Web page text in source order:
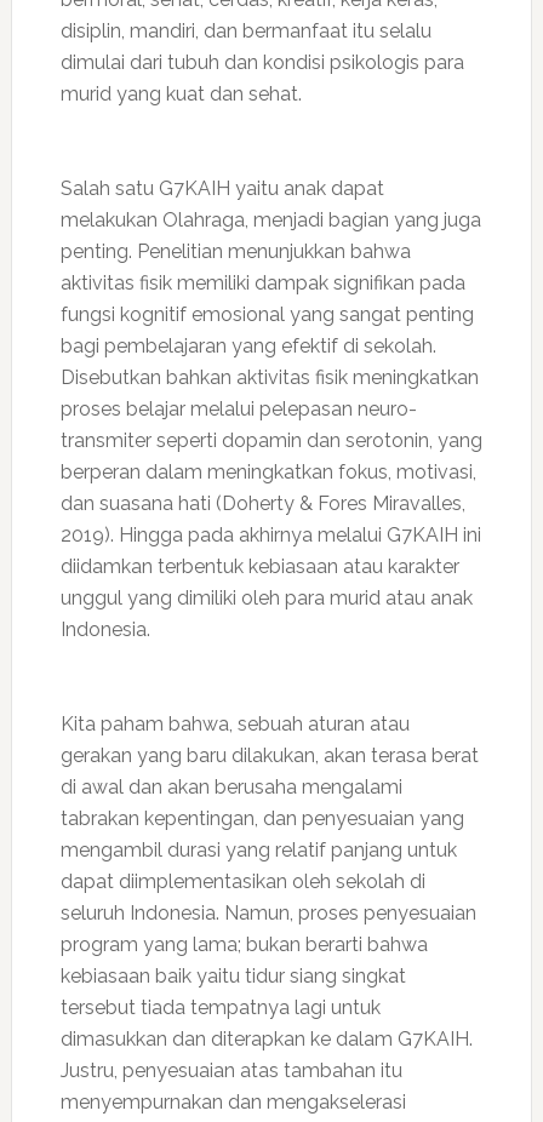
disiplin, mandiri, dan bermanfaat itu selalu
dimulai dari tubuh dan kondisi psikologis para
murid yang kuat dan sehat.
Salah satu G7KAIH yaitu anak dapat
melakukan Olahraga, menjadi bagian yang juga
penting. Penelitian menunjukkan bahwa
aktivitas fisik memiliki dampak signifikan pada
fungsi kognitif emosional yang sangat penting
bagi pembelajaran yang efektif di sekolah.
Disebutkan bahkan aktivitas fisik meningkatkan
proses belajar melalui pelepasan neuro-
transmiter seperti dopamin dan serotonin, yang
berperan dalam meningkatkan fokus, motivasi,
dan suasana hati (Doherty & Fores Miravalles,
2019). Hingga pada akhirnya melalui G7KAIH ini
diidamkan terbentuk kebiasaan atau karakter
unggul yang dimiliki oleh para murid atau anak
Indonesia.
Kita paham bahwa, sebuah aturan atau
gerakan yang baru dilakukan, akan terasa berat
di awal dan akan berusaha mengalami
tabrakan kepentingan, dan penyesuaian yang
mengambil durasi yang relatif panjang untuk
dapat diimplementasikan oleh sekolah di
seluruh Indonesia. Namun, proses penyesuaian
program yang lama; bukan berarti bahwa
kebiasaan baik yaitu tidur siang singkat
tersebut tiada tempatnya lagi untuk
dimasukkan dan diterapkan ke dalam G7KAIH.
Justru, penyesuaian atas tambahan itu
menyempurnakan dan mengakselerasi